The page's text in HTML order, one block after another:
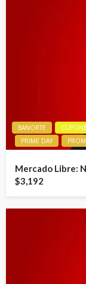
BANORTE
PRIME DAY
Mercado Libre:
$3,192